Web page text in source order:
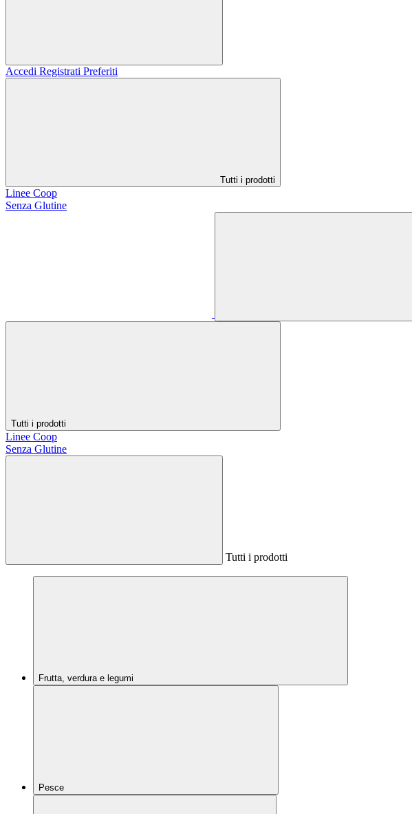
Accedi Registrati Preferiti
Tutti i prodotti
Linee Coop
Senza Glutine
Tutti i prodotti
Linee Coop
Senza Glutine
Tutti i prodotti
Frutta, verdura e legumi
Pesce